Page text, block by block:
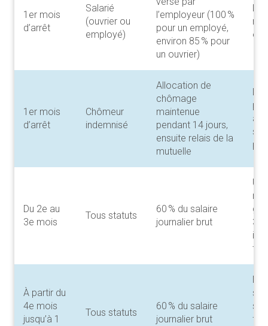
1er mois
d’arrêt
Salarié
(ouvrier ou
employé)
l’employeur (100 %
pour un employé,
environ 85 % pour
un ouvrier)
1er mois
d’arrêt
Chômeur
indemnisé
Allocation de
chômage
maintenue
pendant 14 jours,
ensuite relais de la
mutuelle
si
Du 2e au
3e mois
Tous statuts
60 % du salaire
journalier brut
Un
3e
À partir du
4e mois
jusqu’à 1
Tous statuts
60 % du salaire
journalier brut